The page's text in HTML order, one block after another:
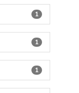
1
1
1